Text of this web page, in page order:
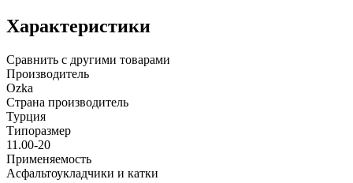
Характеристики
Сравнить с другими товарами
Производитель
Ozka
Страна производитель
Турция
Типоразмер
11.00-20
Применяемость
Асфальтоукладчики и катки